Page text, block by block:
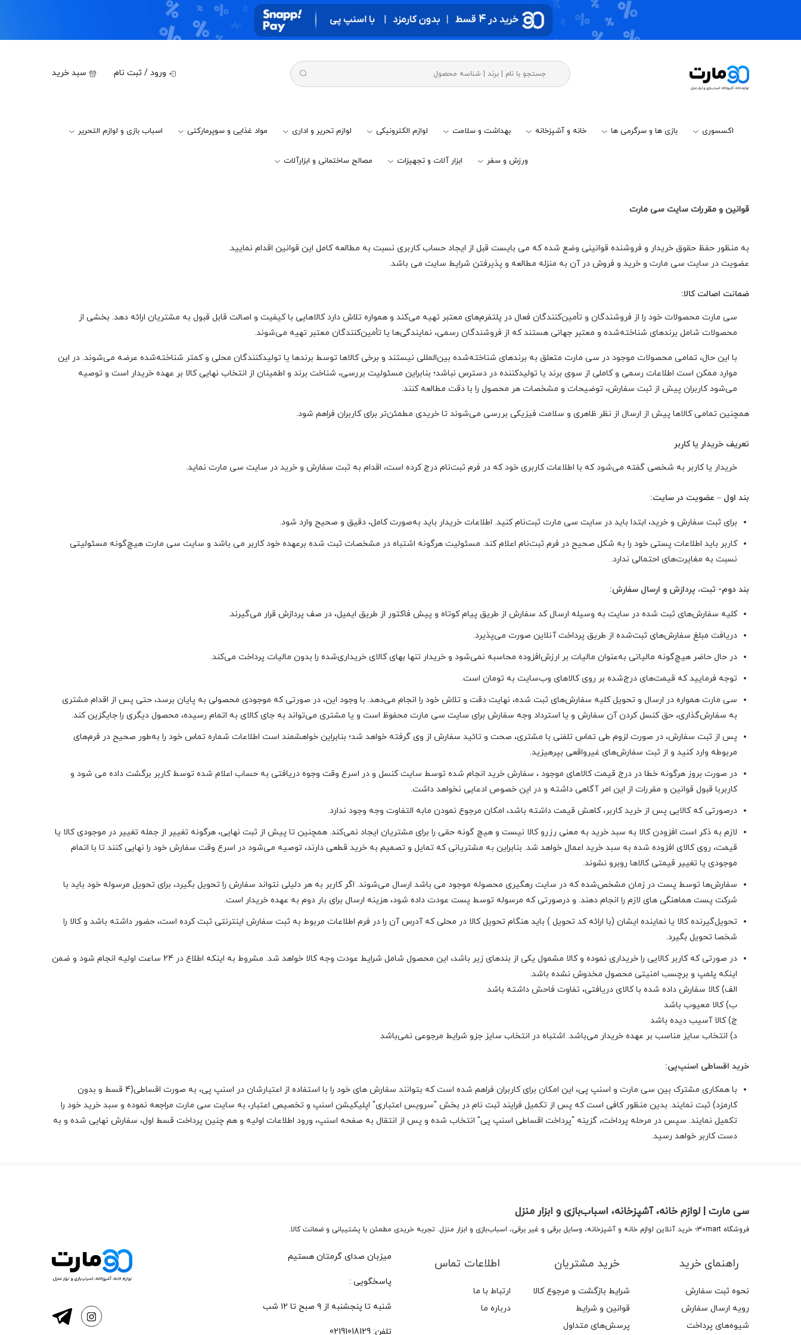
ورود / ثبت نام سبد خرید
اکسسوری بازی ها و سرگرمی ها خانه و آشپزخانه بهداشت و سلامت لوازم الکترونیکی لوازم تحریر و اداری مواد غذایی و سوپرمارکتی اسباب بازی و لوازم التحریر
ورزش و سفر ابزار آلات و تجهیزات مصالح ساختمانی و ابزارآلات
قوانین و مقررات سایت سی مارت
به منظور حفظ حقوق خریدار و فروشنده قوانینی وضع شده که می بایست قبل از ایجاد حساب کاربری نسبت به مطالعه کامل این قوانین اقدام نمایید.
عضویت در سایت سی مارت و خرید و فروش در آن به منزله مطالعه و پذیرفتن شرایط سایت می باشد.
ضمانت اصالت کالا:
سی مارت محصولات خود را از فروشندگان و تأمین‌کنندگان فعال در پلتفرم‌های معتبر تهیه می‌کند و همواره تلاش دارد کالاهایی با کیفیت و اصالت قابل قبول به مشتریان ارائه دهد. بخشی از
محصولات شامل برندهای شناخته‌شده و معتبر جهانی هستند که از فروشندگان رسمی، نمایندگی‌ها یا تأمین‌کنندگان معتبر تهیه می‌شوند.
با این حال، تمامی محصولات موجود در سی مارت متعلق به برندهای شناخته‌شده بین‌المللی نیستند و برخی کالاها توسط برندها یا تولیدکنندگان محلی و کمتر شناخته‌شده عرضه می‌شوند. در این
موارد ممکن است اطلاعات رسمی و کاملی از سوی برند یا تولیدکننده در دسترس نباشد؛ بنابراین مسئولیت بررسی، شناخت برند و اطمینان از انتخاب نهایی کالا بر عهده خریدار است و توصیه
می‌شود کاربران پیش از ثبت سفارش، توضیحات و مشخصات هر محصول را با دقت مطالعه کنند.
همچنین تمامی کالاها پیش از ارسال از نظر ظاهری و سلامت فیزیکی بررسی می‌شوند تا خریدی مطمئن‌تر برای کاربران فراهم شود.
تعریف خریدار یا کاربر
خریدار یا کاربر به شخصی گفته می‌شود که با اطلاعات کاربری خود که در فرم ثبت‌نام درج کرده است، اقدام به ثبت سفارش و خرید در سایت سی مارت نماید.
بند اول – عضویت در سایت:
برای ثبت سفارش و خرید، ابتدا باید در سایت سی مارت ثبت‌نام کنید. اطلاعات خریدار باید به‌صورت کامل، دقیق و صحیح وارد شود.
کاربر باید اطلاعات پستی خود را به‌ شکل صحیح در فرم ثبت‌نام اعلام کند. مسئولیت هرگونه اشتباه در مشخصات ثبت ‌شده برعهده خود کاربر می باشد و سایت سی مارت هیچ‌گونه مسئولیتی
نسبت به مغایرت‌های احتمالی ندارد.
بند دوم- ثبت، پردازش و ارسال سفارش:
کلیه سفارش‌‏های ثبت شده در سایت به وسیله ارسال کد سفارش از طریق پیام کوتاه و پیش فاکتور از طریق ایمیل، در صف پردازش قرار می‏‌گیرند.
دریافت مبلغ سفارش‌های ثبت‌شده از طریق پرداخت آنلاین صورت می‌پذیرد.
در حال حاضر هیچ‌گونه مالیاتی به‌عنوان مالیات بر ارزش‌افزوده محاسبه نمی‌شود و خریدار تنها بهای کالای خریداری‌شده را بدون مالیات پرداخت می‌کند.
توجه فرمایید که قیمت‌های درج‌شده بر روی کالاهای وب‌سایت به تومان است.
سی مارت همواره در ارسال و تحویل کلیه سفارش‌‏های ثبت شده، نهایت دقت و تلاش خود را انجام می‌دهد. با وجود این، در صورتی که موجودی محصولی به پایان برسد، حتی پس از اقدام مشتری
به سفارش‌‏گذاری، حق کنسل کردن آن سفارش و یا استرداد وجه سفارش برای سایت سی مارت محفوظ است و یا مشتری می‏‌تواند به جای کالای به اتمام رسیده، محصول دیگری را جایگزین کند.
پس از ثبت سفارش، در صورت لزوم طی تماس تلفنی با مشتری، صحت و تائید سفارش از وی گرفته خواهد شد؛ بنابراین خواهشمند است اطلاعات شماره تماس خود را به‌طور صحیح در فرم‌های
مربوطه وارد کنید و از ثبت سفارش‌های غیرواقعی بپرهیزید.
در صورت بروز هرگونه خطا در درج قیمت کالاهای موجود ، سفارش خرید انجام شده توسط سایت کنسل و در اسرع وقت وجوه دریافتی به حساب اعلام شده توسط کاربر برگشت داده می شود و
کاربربا قبول قوانین و مقررات از این امر آگاهی داشته و در این خصوص ادعایی نخواهد داشت.
درصورتی که کالایی پس از خرید کاربر، کاهش قیمت داشته باشد، امکان مرجوع نمودن مابه التفاوت وجه وجود ندارد.
لازم به ذکر است افزودن کالا به سبد خرید به معنی رزرو کالا نیست و هیچ گونه حقی را برای مشتریان ایجاد نمی‌کند. همچنین تا پیش از ثبت نهایی، هرگونه تغییر از جمله تغییر در موجودی کالا یا
قیمت، روی کالای افزوده شده به سبد خرید اعمال خواهد شد. بنابراین به مشتریانی که تمایل و تصمیم به خرید قطعی دارند، توصیه می‌شود در اسرع وقت سفارش خود را نهایی کنند تا با اتمام
موجودی یا تغییر قیمتی کالاها روبرو نشوند.
سفارش‌ها توسط پست در زمان مشخص‌شده که در سایت رهگیری محصوله موجود می باشد ارسال می‌شوند. اگر کاربر به هر دلیلی نتواند سفارش را تحویل بگیرد، برای تحویل مرسوله خود باید با
شرکت پست هماهنگی های لازم را انجام دهند. و درصورتی که مرسوله توسط پست عودت داده شود، هزینه ارسال برای بار دوم به عهده خریدار است.
تحویل‌گیرنده کالا یا نماینده ایشان (با ارائه کد تحویل ) باید هنگام تحویل کالا در محلی که آدرس آن را در فرم اطلاعات مربوط به ثبت سفارش اینترنتی ثبت کرده است، حضور داشته باشد و کالا را
شخصا تحویل بگیرد.
در صورتی که کاربر کالایی را خریداری نموده و کالا مشمول یکی از بندهای زیر باشد، این محصول شامل شرایط عودت وجه کالا خواهد شد. مشروط به اینکه اطلاع در 24 ساعت اولیه انجام شود و ضمن
اینکه پلمپ و برچسب امنیتی محصول مخدوش نشده باشد.
الف) کالا سفارش داده شده با کالای دریافتی، تفاوت فاحش داشته باشد
ب) کالا معیوب باشد
ج) کالا آسیب دیده باشد
د) انتخاب سایز مناسب بر عهده خریدار می‌باشد. اشتباه در انتخاب سایز جزو شرایط مرجوعی نمی‌باشد
خرید اقساطی اسنپ‌پی:
با همکاری مشترک بین سی مارت و اسنپ پی، این امکان برای کاربران فراهم شده است که بتوانند سفارش های خود را با استفاده از اعتبارشان در اسنپ پی، به صورت اقساطی(4 قسط و بدون
کارمزد) ثبت نمایند. بدین منظور کافی است که پس از تکمیل فرایند ثبت نام در بخش "سرویس اعتباری" اپلیکیشن اسنپ و تخصیص اعتبار، به سایت سی مارت مراجعه نموده و سبد خرید خود را
تکمیل نمایند. سپس در مرحله پرداخت، گزینه "پرداخت اقساطی اسنپ پی" انتخاب شده و پس از انتقال به صفحه اسنپ، ورود اطلاعات اولیه و هم چنین پرداخت قسط اول، سفارش نهایی شده و به
دست کاربر خواهد رسید.
سی مارت | لوازم خانه، آشپزخانه، اسباب‌بازی و ابزار منزل
فروشگاه 30mart؛ خرید آنلاین لوازم خانه و آشپزخانه، وسایل برقی و غیر برقی، اسباب‌بازی و ابزار منزل. تجربه خریدی مطمئن با پشتیبانی و ضمانت کالا.
راهنمای خرید
نحوه ثبت سفارش
رویه ارسال سفارش
شیوه‌های پرداخت
خرید مشتریان
شرایط بازگشت و مرجوع کالا
قوانین و شرایط
پرسش‌های متداول
اطلاعات تماس
ارتباط با ما
درباره ما
میزبان صدای گرمتان هستیم
پاسخگویی :
شنبه تا پنجشنبه از ۹ صبح تا ۱۲ شب
تلفن: 02191018129